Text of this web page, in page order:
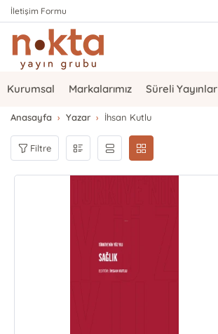
İletişim Formu
Kurumsal Markalarımız Süreli Yayınlar
Anasayfa Yazar İhsan Kutlu
Filtre